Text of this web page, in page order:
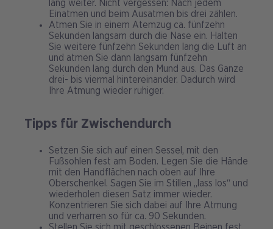
lang weiter. Nicht vergessen: Nach jedem
Einatmen und beim Ausatmen bis drei zählen.
Atmen Sie in einem Atemzug ca. fünfzehn
Sekunden langsam durch die Nase ein. Halten
Sie weitere fünfzehn Sekunden lang die Luft an
und atmen Sie dann langsam fünfzehn
Sekunden lang durch den Mund aus. Das Ganze
drei- bis viermal hintereinander. Dadurch wird
Ihre Atmung wieder ruhiger.
Tipps für Zwischendurch
Setzen Sie sich auf einen Sessel, mit den
Fußsohlen fest am Boden. Legen Sie die Hände
mit den Handflächen nach oben auf Ihre
Oberschenkel. Sagen Sie im Stillen „lass los“ und
wiederholen diesen Satz immer wieder.
Konzentrieren Sie sich dabei auf Ihre Atmung
und verharren so für ca. 90 Sekunden.